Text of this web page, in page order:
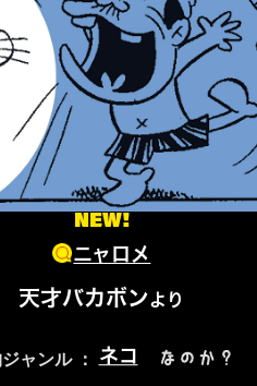
NEW!
ニャロメ
天才バカボンより
ャンル ： ネコ なのか？